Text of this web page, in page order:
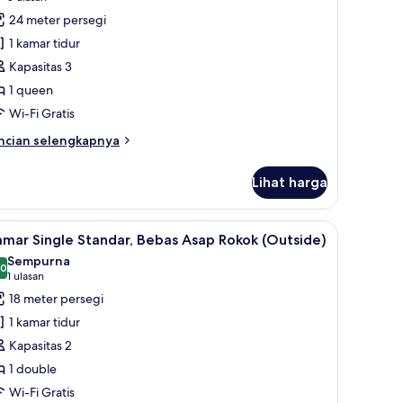
ulasan)
24 meter persegi
1 kamar tidur
Kapasitas 3
1 queen
Wi-Fi Gratis
selengkapnya
Lihat harga
dan tirai kedap cahaya Selimut bulu angsa, brankas, meja kerja, dan
6 Single Standar, Bebas Asap Rokok (Outside)
dari 10
Sempurna
1 ulasan
(1
ulasan)
18 meter persegi
1 kamar tidur
Kapasitas 2
1 double
Wi-Fi Gratis